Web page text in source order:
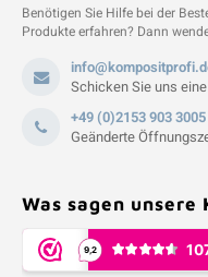
Benötigen Sie Hilfe bei der
Produkte erfahren? Dann
Schicken Sie uns
+49 (0)2153 903 3005
Geänderte
Was sagen unsere